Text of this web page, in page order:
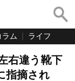
ラム ライフ
右違う靴下
指摘され